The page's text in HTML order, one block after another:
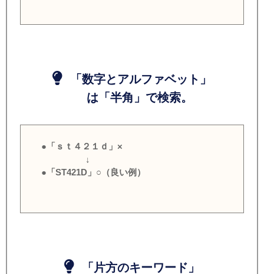
「数字とアルファベット」
は「半角」で検索。
●「ｓｔ４２１ｄ」×
↓
●「ST421D」○（良い例）
「片方のキーワード」